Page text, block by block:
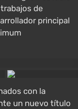
de
principal
con la
un nuevo título